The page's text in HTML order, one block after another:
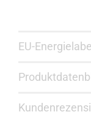
EU-Energielabel